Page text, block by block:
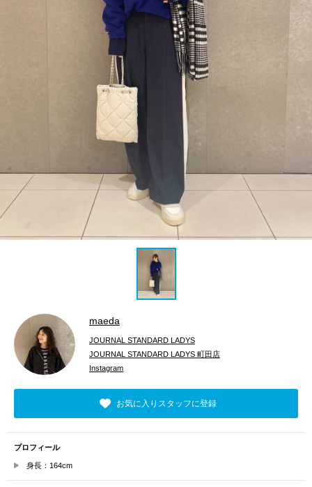
maeda
JOURNAL STANDARD LADYS
JOURNAL STANDARD LADYS 町田店
Instagram
お気に入りスタッフに登録
プロフィール
身長：164cm